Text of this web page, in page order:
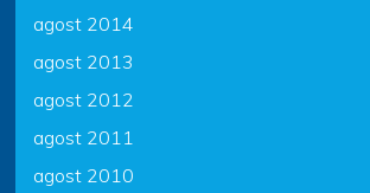
agost 2014
agost 2013
agost 2012
agost 2011
agost 2010